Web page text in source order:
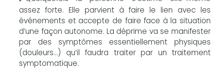
assez forte. Elle parvient à faire le lien avec les
événements et accepte de faire face à la situation
d’une façon autonome. La déprime va se manifester
par des symptômes essentiellement physiques
(douleurs...) qu’il faudra traiter par un traitement
symptomatique.